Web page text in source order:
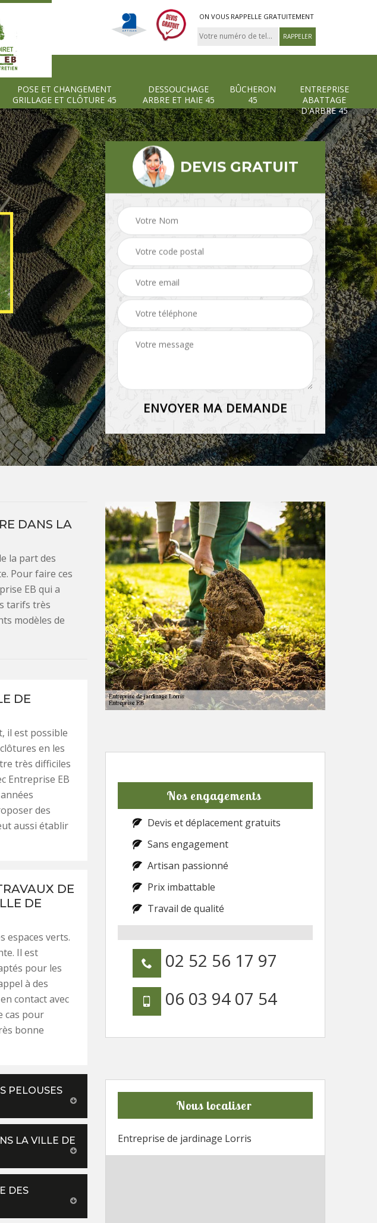
ON VOUS RAPPELLE GRATUITEMENT
POSE ET CHANGEMENT
GRILLAGE ET CLÔTURE 45
DESSOUCHAGE
ARBRE ET HAIE 45
BÛCHERON
45
ENTREPRISE
ABATTAGE
D'ARBRE 45
Entreprise de
jardinage 45
Pose et changement
grillage et clôture 45
Dessouchage arbre et
haie 45
DEVIS GRATUIT
DANS LA
la part des
Pour faire ces
EB qui a
tarifs très
modèles de
DE
il est possible
en les
très difficiles
Entreprise EB
des
aussi établir
DE
DE
espaces verts.
Il est
pour les
à des
contact avec
cas pour
bonne
PELOUSES
LA VILLE DE
DES
Nos engagements
Devis et déplacement gratuits
Sans engagement
Artisan passionné
Prix imbattable
Travail de qualité
02 52 56 17 97
06 03 94 07 54
Nous localiser
Entreprise de jardinage Lorris